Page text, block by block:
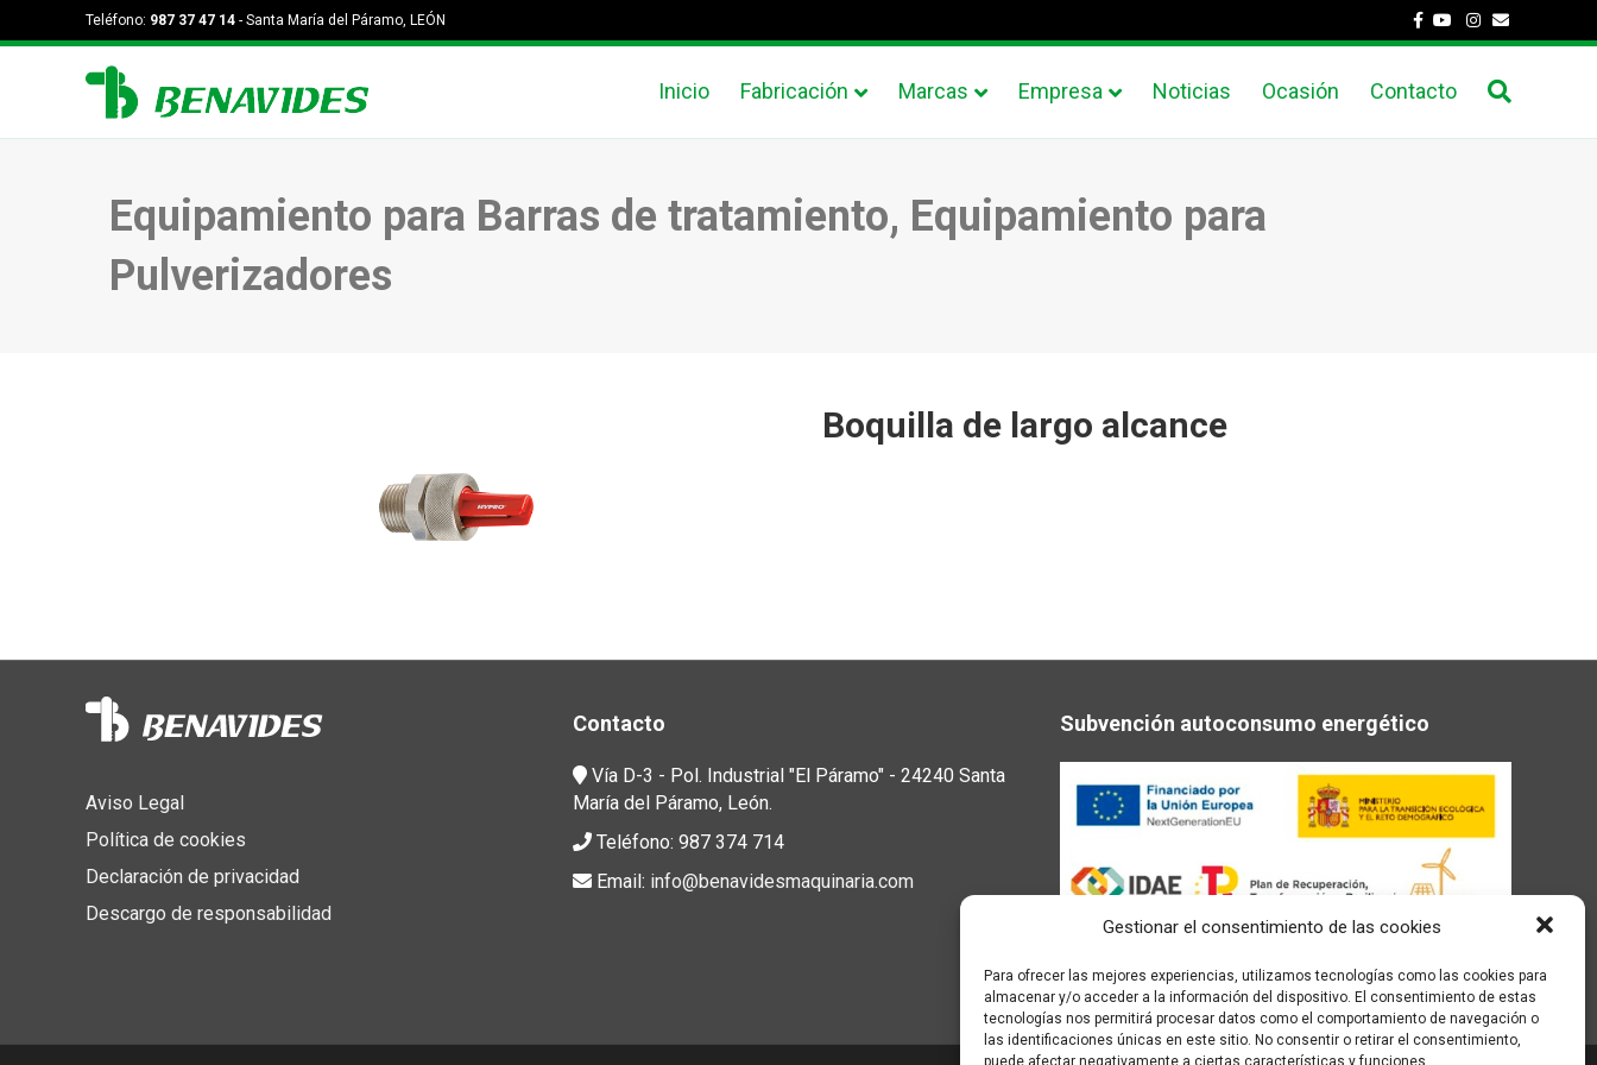
Gestionar el consentimiento de las cookies
Para ofrecer las mejores experiencias, utilizamos tecnologías como las cookies para
almacenar y/o acceder a la información del dispositivo. El consentimiento de estas
tecnologías nos permitirá procesar datos como el comportamiento de navegación o
las identificaciones únicas en este sitio. No consentir o retirar el consentimiento,
puede afectar negativamente a ciertas características y funciones.
Teléfono: 987 37 47 14 - Santa María del Páramo, LEÓN Facebook
YoutubeInstagram
Email
Inicio Fabricación Marcas Empresa Noticias Ocasión Contacto
Equipamiento para Barras de tratamiento, Equipamiento para
Pulverizadores
Boquilla de largo alcance
Aviso Legal
Política de cookies
Declaración de privacidad
Descargo de responsabilidad
Contacto
Vía D-3 - Pol. Industrial "El Páramo" - 24240 Santa
María del Páramo, León.
Teléfono: 987 374 714
Email: info@benavidesmaquinaria.com
Subvención autoconsumo energético